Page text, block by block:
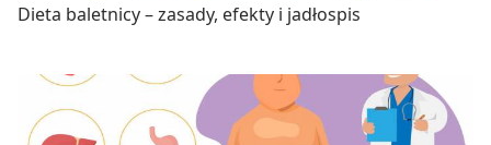
Dieta baletnicy – zasady, efekty i jadłospis